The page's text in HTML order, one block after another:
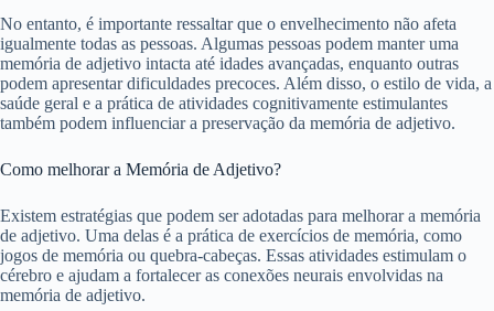
No entanto, é importante ressaltar que o envelhecimento não afeta
igualmente todas as pessoas. Algumas pessoas podem manter uma
memória de adjetivo intacta até idades avançadas, enquanto outras
podem apresentar dificuldades precoces. Além disso, o estilo de vida, a
saúde geral e a prática de atividades cognitivamente estimulantes
também podem influenciar a preservação da memória de adjetivo.
Como melhorar a Memória de Adjetivo?
Existem estratégias que podem ser adotadas para melhorar a memória
de adjetivo. Uma delas é a prática de exercícios de memória, como
jogos de memória ou quebra-cabeças. Essas atividades estimulam o
cérebro e ajudam a fortalecer as conexões neurais envolvidas na
memória de adjetivo.